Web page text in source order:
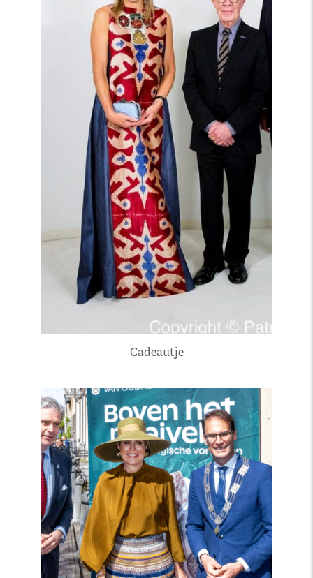
Cadeautje